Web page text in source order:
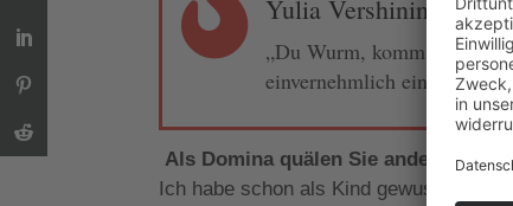
Yulia Vershinina,
„Du Wurm, komm und
einvernehmlich ein
Als Domina quälen Sie andere
Ich habe schon als Kind gewusst,